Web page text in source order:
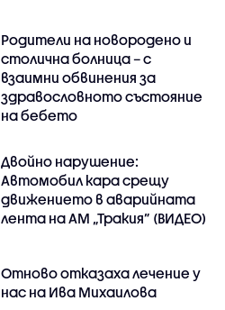
Родители на новородено и
столична болница – с
взаимни обвинения за
здравословното състояние
на бебето
Двойно нарушение:
Автомобил кара срещу
движението в аварийната
лента на АМ „Тракия” (ВИДЕО)
Отново отказаха лечение у
нас на Ива Михаилова